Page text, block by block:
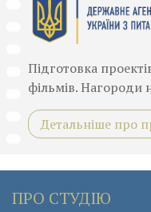
Підготовка
фільмів. Нагороди
Детальніше про
ПРО СТУДІЮ